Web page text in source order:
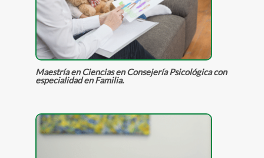
Maestría en Ciencias en Consejería Psicológica con
especialidad en Familia.